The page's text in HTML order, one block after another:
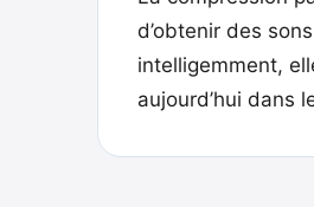
d’obtenir des
intelligemment,
aujourd’hui dans